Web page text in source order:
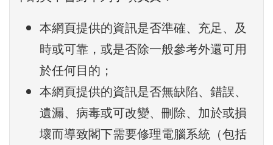
本網頁提供的資訊是否準確、充足、及
時或可靠，或是否除一般參考外還可用
於任何目的；
本網頁提供的資訊是否無缺陷、錯誤、
遺漏、病毒或可改變、刪除、加於或損
壞而導致閣下需要修理電腦系統（包括